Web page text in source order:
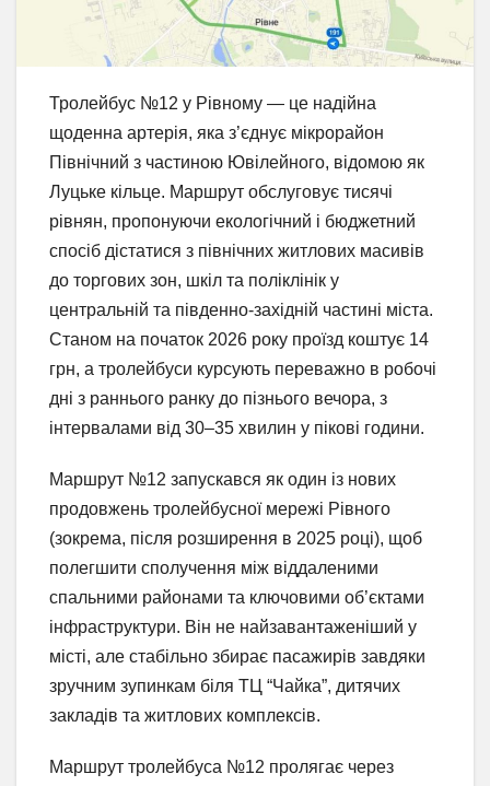
Тролейбус №12 у Рівному — це надійна
щоденна артерія, яка з’єднує мікрорайон
Північний з частиною Ювілейного, відомою як
Луцьке кільце. Маршрут обслуговує тисячі
рівнян, пропонуючи екологічний і бюджетний
спосіб дістатися з північних житлових масивів
до торгових зон, шкіл та поліклінік у
центральній та південно-західній частині міста.
Станом на початок 2026 року проїзд коштує 14
грн, а тролейбуси курсують переважно в робочі
дні з раннього ранку до пізнього вечора, з
інтервалами від 30–35 хвилин у пікові години.
Маршрут №12 запускався як один із нових
продовжень тролейбусної мережі Рівного
(зокрема, після розширення в 2025 році), щоб
полегшити сполучення між віддаленими
спальними районами та ключовими об’єктами
інфраструктури. Він не найзавантаженіший у
місті, але стабільно збирає пасажирів завдяки
зручним зупинкам біля ТЦ “Чайка”, дитячих
закладів та житлових комплексів.
Маршрут тролейбуса №12 пролягає через